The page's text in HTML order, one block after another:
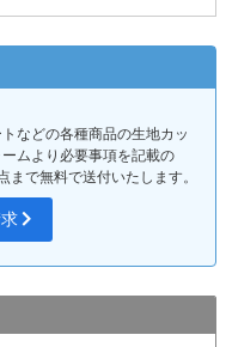
などの各種商品の生地カッ
ムより必要事項を記載の
まで無料で送付いたします。